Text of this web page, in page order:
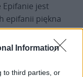
Information
to third parties, or
jest
epifanii piękna
z tradycyjną
Jana Pawła II.
i na stronie